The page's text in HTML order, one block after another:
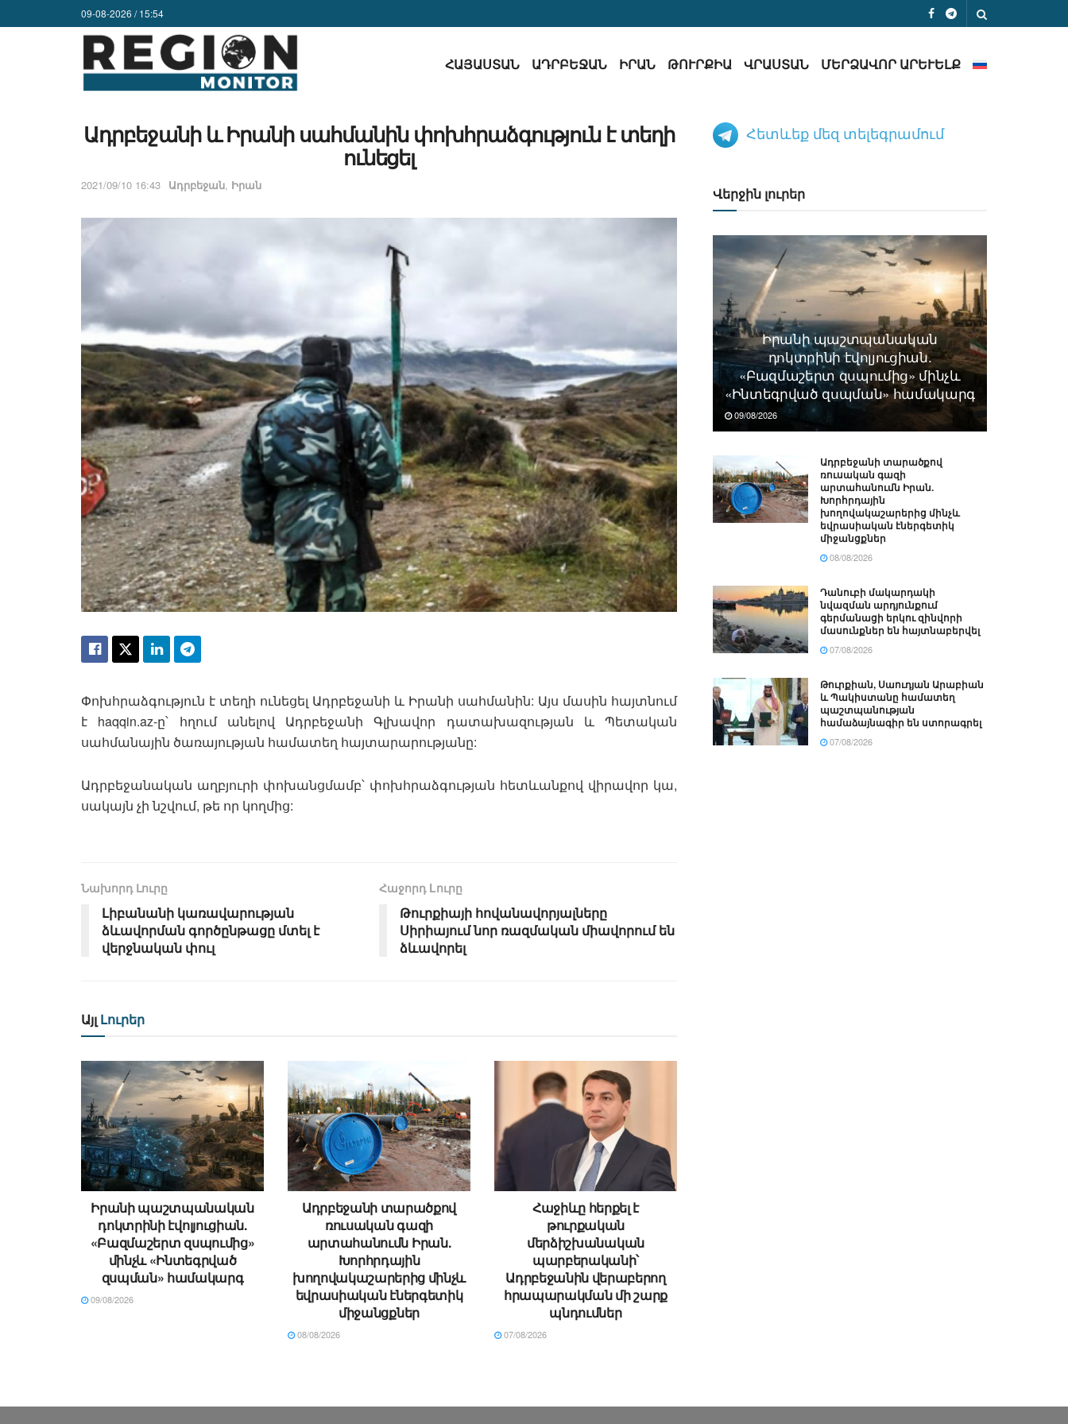
09-08-2026 / 15:54
ՀԱՅԱՍՏԱՆ ԱԴՐԲԵՋԱՆ ԻՐԱՆ ԹՈՒՐՔԻԱ ՎՐԱՍՏԱՆ ՄԵՐՁԱՎՈՐ ԱՐԵՒԵԼՔ
Ադրբեջանի և Իրանի սահմանին փոխհրաձգություն է տեղի
ունեցել
2021/09/10 16:43 Ադրբեջան, Իրան
Փոխհրաձգություն է տեղի ունեցել Ադրբեջանի և Իրանի սահմանին: Այս մասին հայտնում
է haqqin.az-ը՝ հղում անելով Ադրբեջանի Գլխավոր դատախազության և Պետական
սահմանային ծառայության համատեղ հայտարարությանը:
Ադրբեջանական աղբյուրի փոխանցմամբ՝ փոխհրաձգության հետևանքով վիրավոր կա,
սակայն չի նշվում, թե որ կողմից:
Նախորդ Լուրը
Լիբանանի կառավարության
ձևավորման գործընթացը մտել է
վերջնական փուլ
Հաջորդ Lուրը
Թուրքիայի հովանավորյալները
Սիրիայում նոր ռազմական միավորում են
ձևավորել
Այլ Լուրեր
Իրանի պաշտպանական
դոկտրինի էվոլյուցիան.
«Բազմաշերտ զսպումից»
մինչև «Ինտեգրված
զսպման» համակարգ
09/08/2026
Ադրբեջանի տարածքով
ռուսական գազի
արտահանումն Իրան.
Խորհրդային
խողովակաշարերից մինչև
եվրասիական էներգետիկ
միջանցքներ
08/08/2026
Հաջիևը հերքել է
թուրքական
մերձիշխանական
պարբերականի՝
Ադրբեջանին վերաբերող
հրապարակման մի շարք
պնդումներ
07/08/2026
Հետևեք մեզ տելեգրամում
Վերջին լուրեր
Իրանի պաշտպանական
դոկտրինի էվոլյուցիան.
«Բազմաշերտ զսպումից» մինչև
«Ինտեգրված զսպման» համակարգ
09/08/2026
Ադրբեջանի տարածքով
ռուսական գազի
արտահանումն Իրան.
Խորհրդային
խողովակաշարերից մինչև
եվրասիական էներգետիկ
միջանցքներ
08/08/2026
Դանուբի մակարդակի
նվազման արդյունքում
գերմանացի երկու զինվորի
մասունքներ են հայտնաբերվել
07/08/2026
Թուրքիան, Սաուդյան Արաբիան
և Պակիստանը համատեղ
պաշտպանության
համաձայնագիր են ստորագրել
07/08/2026